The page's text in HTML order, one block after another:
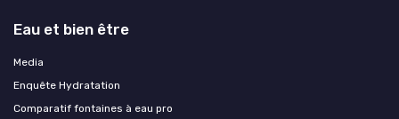
Eau et bien être
Media
Enquête Hydratation
Comparatif fontaines à eau pro